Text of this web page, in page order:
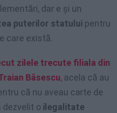
dar e și un
puterilor statului pentru
care există.
zilele trecute filiala din
Băsescu, acela că au
că nu aveau carte de
dezvelit o ilegalitate